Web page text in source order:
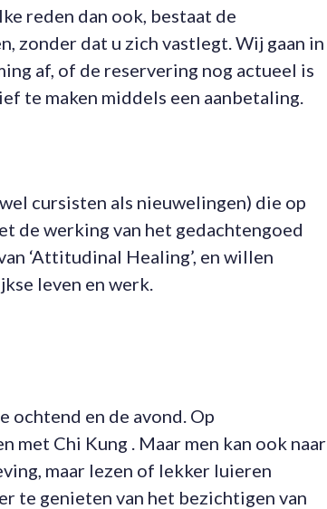
reden dan ook, bestaat de
zonder dat u zich vastlegt. Wij gaan in
af, of de reservering nog actueel is
te maken middels een aanbetaling.
cursisten als nieuwelingen) die op
de werking van het gedachtengoed
‘Attitudinal Healing’, en willen
leven en werk.
ochtend en de avond. Op
met Chi Kung . Maar men kan ook naar
maar lezen of lekker luieren
te genieten van het bezichtigen van